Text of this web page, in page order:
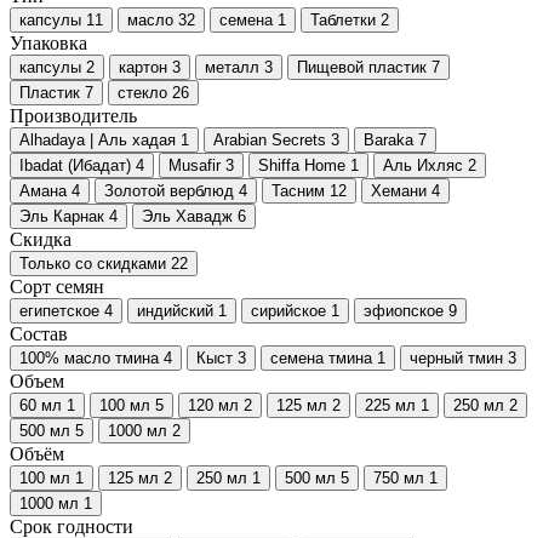
капсулы 11 масло 32 семена 1 Таблетки 2
Упаковка
капсулы 2 картон 3 металл 3 Пищевой пластик 7
Пластик 7 стекло 26
Производитель
Alhadaya | Аль хадая 1 Arabian Secrets 3 Baraka 7
Ibadat (Ибадат) 4 Musafir 3 Shiffa Home 1 Аль Ихляс 2
Амана 4 Золотой верблюд 4 Тасним 12 Хемани 4
Эль Карнак 4 Эль Хавадж 6
Скидка
Только со cкидками 22
Сорт семян
египетское 4 индийский 1 сирийское 1 эфиопское 9
Состав
100% масло тмина 4 Кыст 3 семена тмина 1 черный тмин 3
Объем
60 мл 1 100 мл 5 120 мл 2 125 мл 2 225 мл 1 250 мл 2
500 мл 5 1000 мл 2
Объём
100 мл 1 125 мл 2 250 мл 1 500 мл 5 750 мл 1
1000 мл 1
Срок годности